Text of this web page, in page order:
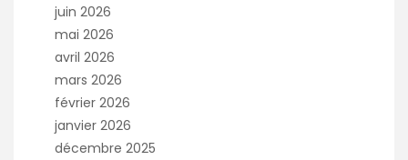
juin 2026
mai 2026
avril 2026
mars 2026
février 2026
janvier 2026
décembre 2025